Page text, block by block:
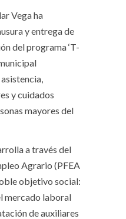
Vega ha
y entrega de
del programa ‘T-
y cuidados
mayores del
a través del
Agrario (PFEA
objetivo social:
mercado laboral
de auxiliares